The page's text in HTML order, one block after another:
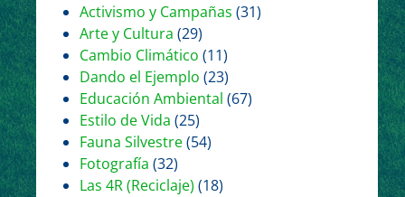
Activismo y Campañas (31)
Arte y Cultura (29)
Cambio Climático (11)
Dando el Ejemplo (23)
Educación Ambiental (67)
Estilo de Vida (25)
Fauna Silvestre(54)
Fotografía (32)
Las 4R (Reciclaje) (18)